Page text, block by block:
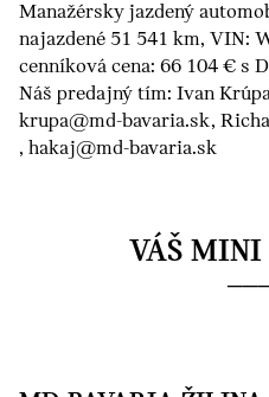
Manažérsky jazdený
najazdené 51 541 km, VIN:
cenníková cena: 66 104 € s
Náš predajný tím: Ivan
krupa@md-bavaria.sk,
, hakaj@md-bavaria.sk
VÁŠ MINI